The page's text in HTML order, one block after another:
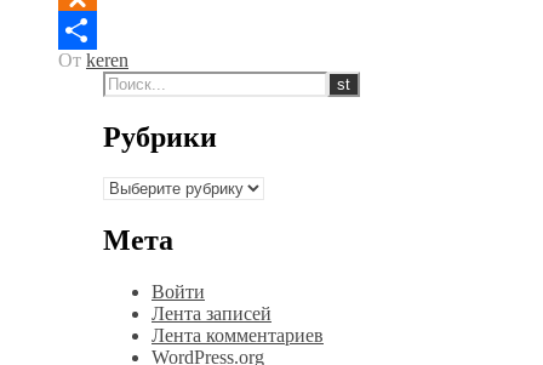
Odnoklassniki
Отправить
От keren
Рубрики
Рубрики
Мета
Войти
Лента записей
Лента комментариев
WordPress.org